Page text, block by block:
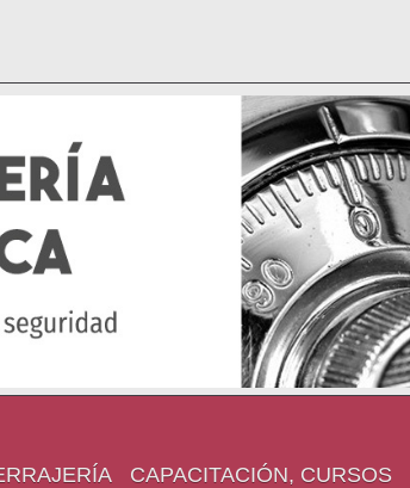
CAPACITACIÓN, CURSOS